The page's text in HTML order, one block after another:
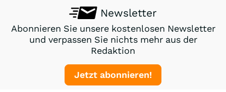
Newsletter
Abonnieren Sie unsere kostenlosen Newsletter
und verpassen Sie nichts mehr aus der
Redaktion
Jetzt abonnieren!